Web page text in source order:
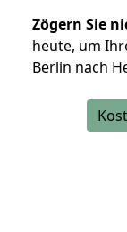
Zögern Sie
heute, um
Berlin nach